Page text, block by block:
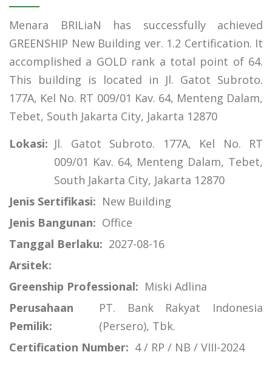
Menara BRILiaN has successfully achieved
GREENSHIP New Building ver. 1.2 Certification. It
accomplished a GOLD rank a total point of 64.
This building is located in Jl. Gatot Subroto.
177A, Kel No. RT 009/01 Kav. 64, Menteng Dalam,
Tebet, South Jakarta City, Jakarta 12870
Lokasi: Jl. Gatot Subroto. 177A, Kel No. RT
009/01 Kav. 64, Menteng Dalam, Tebet,
South Jakarta City, Jakarta 12870
Jenis Sertifikasi: New Building
Jenis Bangunan: Office
Tanggal Berlaku: 2027-08-16
Arsitek:
Greenship Professional: Miski Adlina
Perusahaan
Pemilik:
PT. Bank Rakyat Indonesia
(Persero), Tbk.
Certification Number: 4 / RP / NB / VIII-2024